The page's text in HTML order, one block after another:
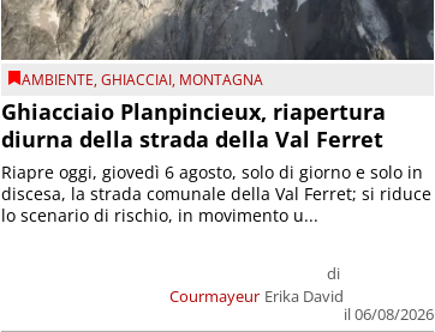
AMBIENTE,GHIACCIAI, MONTAGNA
Ghiacciaio Planpincieux, riapertura
diurna della strada della Val Ferret
Courmayeur
di
Erika David
il 06/08/2026
Riapre oggi, giovedì 6 agosto, solo di giorno e solo in
discesa, la strada comunale della Val Ferret; si riduce
lo scenario di rischio, in movimento u...